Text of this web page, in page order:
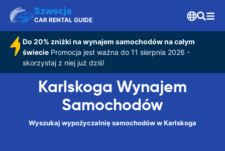
Szwecja
CAR RENTAL GUIDE
Do 20% zniżki na wynajem samochodów na całym
świeciePromocja jest ważna do 11 sierpnia 2026 -
skorzystaj z niej już dziś!
Karlskoga Wynajem
Samochodów
Wyszukaj wypożyczalnię samochodów w Karlskoga